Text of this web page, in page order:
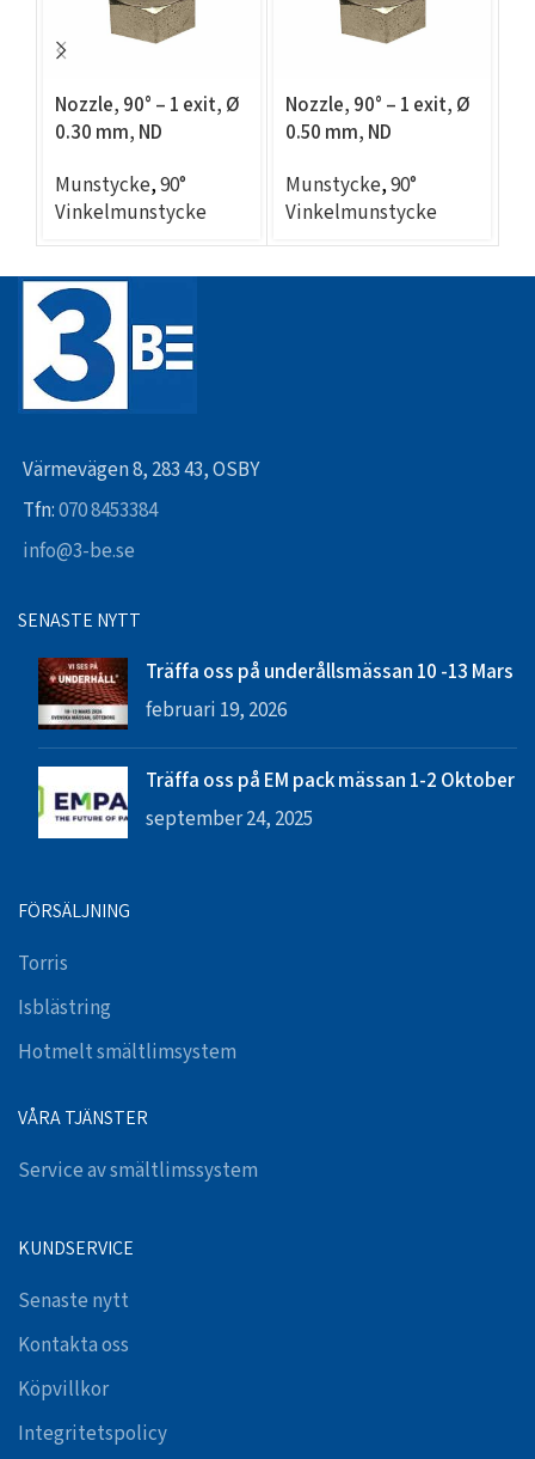
Nozzle, 90° – 1 exit, Ø
0.30 mm, ND
Munstycke,90°
Vinkelmunstycke
Nozzle, 90° – 1 exit, Ø
0.50 mm, ND
Munstycke,90°
Vinkelmunstycke
Värmevägen 8, 283 43, OSBY
Tfn:070 8453384
info@3-be.se
SENASTE NYTT
Träffa oss på underållsmässan 10 -13 Mars
februari 19, 2026
Träffa oss på EM pack mässan 1-2 Oktober
september 24, 2025
FÖRSÄLJNING
Torris
Isblästring
Hotmelt smältlimsystem
VÅRA TJÄNSTER
Service av smältlimssystem
KUNDSERVICE
Senaste nytt
Kontakta oss
Köpvillkor
Integritetspolicy